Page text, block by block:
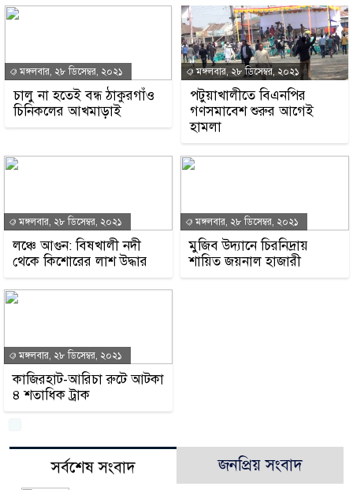
মঙ্গলবার, ২৮ ডিসেম্বর, ২০২১
চালু না হতেই বন্ধ ঠাকুরগাঁও
চিনিকলের আখমাড়াই
মঙ্গলবার, ২৮ ডিসেম্বর, ২০২১
পটুয়াখালীতে বিএনপির
গণসমাবেশ শুরুর আগেই
হামলা
মঙ্গলবার, ২৮ ডিসেম্বর, ২০২১
লঞ্চে আগুন: বিষখালী নদী
থেকে কিশোরের লাশ উদ্ধার
মঙ্গলবার, ২৮ ডিসেম্বর, ২০২১
মুজিব উদ্যানে চিরনিদ্রায়
শায়িত জয়নাল হাজারী
মঙ্গলবার, ২৮ ডিসেম্বর, ২০২১
কাজিরহাট-আরিচা রুটে আটকা
৪ শতাধিক ট্রাক
সর্বশেষ সংবাদ জনপ্রিয় সংবাদ